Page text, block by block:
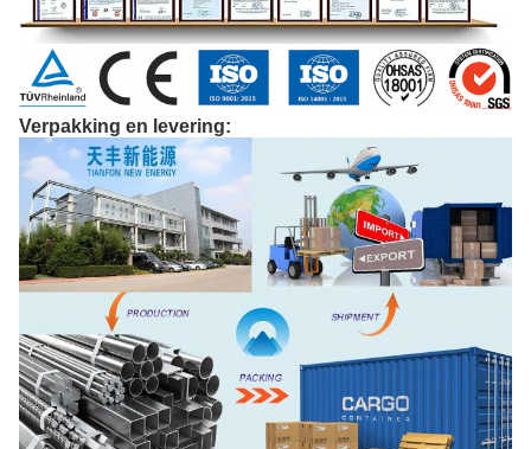
Verpakking en levering: